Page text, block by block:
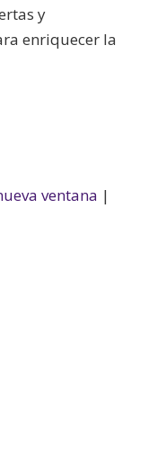
y
enriquecer la
ventana |